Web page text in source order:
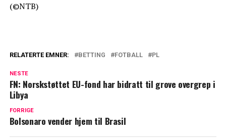
(©NTB)
RELATERTE EMNER: BETTING FOTBALL PL
NESTE
FN: Norskstøttet EU-fond har bidratt til grove overgrep i
Libya
FORRIGE
Bolsonaro vender hjem til Brasil